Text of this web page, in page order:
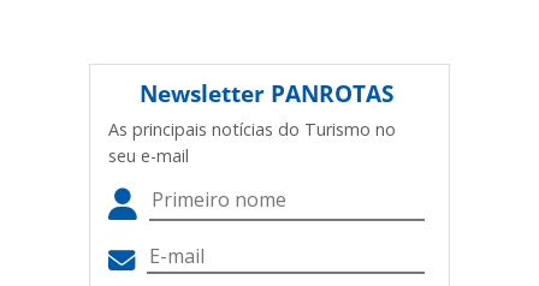
Newsletter PANROTAS
As principais notícias do Turismo no
seu e-mail